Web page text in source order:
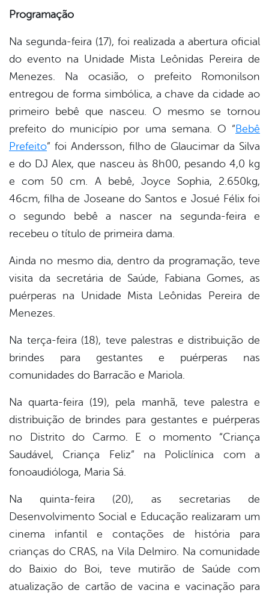
Programação
Na segunda-feira (17), foi realizada a abertura oficial
do evento na Unidade Mista Leônidas Pereira de
Menezes. Na ocasião, o prefeito Romonilson
entregou de forma simbólica, a chave da cidade ao
primeiro bebê que nasceu. O mesmo se tornou
prefeito do município por uma semana. O “ Bebê
Prefeito” foi Andersson, filho de Glaucimar da Silva
e do DJ Alex, que nasceu às 8h00, pesando 4,0 kg
e com 50 cm. A bebê, Joyce Sophia, 2.650kg,
46cm, filha de Joseane do Santos e Josué Félix foi
o segundo bebê a nascer na segunda-feira e
recebeu o título de primeira dama.
Ainda no mesmo dia, dentro da programação, teve
visita da secretária de Saúde, Fabiana Gomes, as
puérperas na Unidade Mista Leônidas Pereira de
Menezes.
Na terça-feira (18), teve palestras e distribuição de
brindes para gestantes e puérperas nas
comunidades do Barracão e Mariola.
Na quarta-feira (19), pela manhã, teve palestra e
distribuição de brindes para gestantes e puérperas
no Distrito do Carmo. E o momento “Criança
Saudável, Criança Feliz” na Policlínica com a
fonoaudióloga, Maria Sá.
Na quinta-feira (20), as secretarias de
Desenvolvimento Social e Educação realizaram um
cinema infantil e contações de história para
crianças do CRAS, na Vila Delmiro. Na comunidade
do Baixio do Boi, teve mutirão de Saúde com
atualização de cartão de vacina e vacinação para